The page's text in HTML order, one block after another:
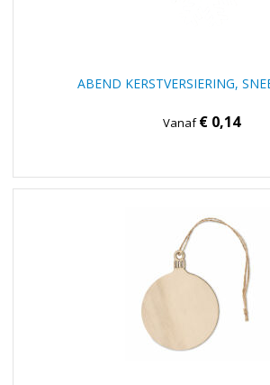
ABEND KERSTVERSIERING,
Vanaf€ 0,14